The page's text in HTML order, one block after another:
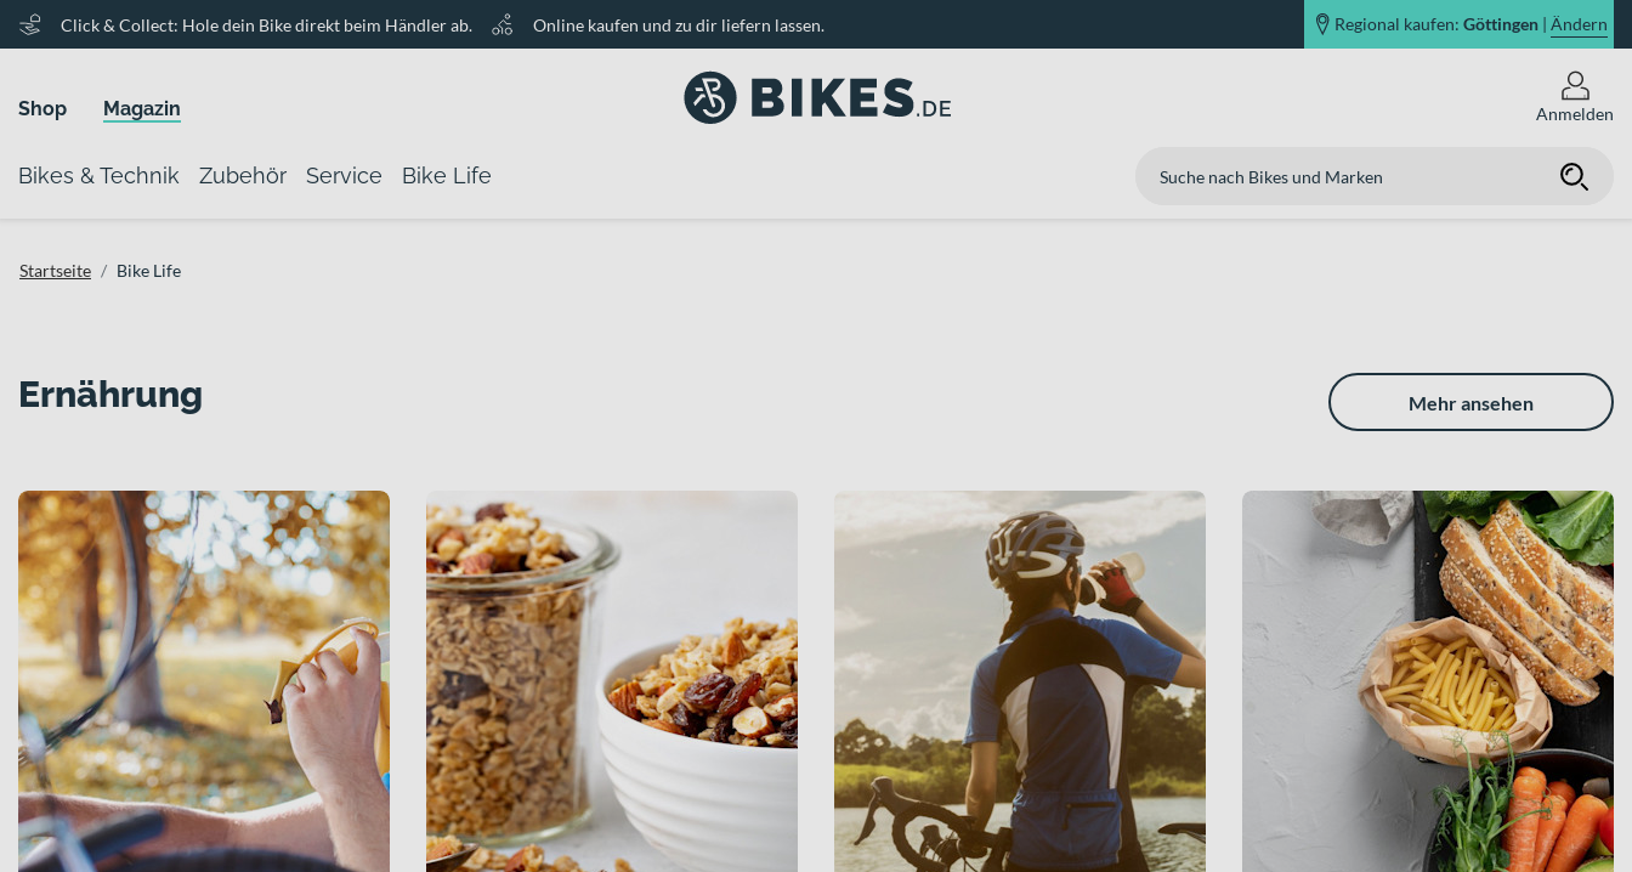
Click & Collect: Hole dein Bike direkt beim Händler ab. Online kaufen und zu dir liefern lassen. Regional kaufen: Göttingen | Ändern
Shop Magazin Anmelden
Bikes & Technik Zubehör Service Bike Life
Startseite Bike Life
Ernährung Mehr ansehen